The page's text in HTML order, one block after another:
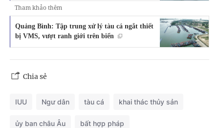
Tham khảo thêm
Quảng Bình: Tập trung xử lý tàu cá ngắt thiết
bị VMS, vượt ranh giới trên biển
Chia sẻ
IUU Ngư dân tàu cá khai thác thủy sản
ủy ban châu Âu bất hợp pháp